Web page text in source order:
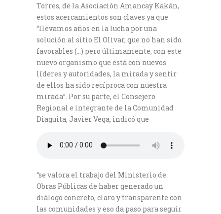
Torres, de la Asociación Amancay Kakán,
estos acercamientos son claves ya que
“llevamos años en la lucha por una
solución al sitio El Olivar, que no han sido
favorables (…) pero últimamente, con este
nuevo organismo que está con nuevos
líderes y autoridades, la mirada y sentir
de ellos ha sido recíproca con nuestra
mirada”. Por su parte, el Consejero
Regional e integrante de la Comunidad
Diaguita, Javier Vega, indicó que
“se valora el trabajo del Ministerio de
Obras Públicas de haber generado un
diálogo concreto, claro y transparente con
las comunidades y eso da paso para seguir